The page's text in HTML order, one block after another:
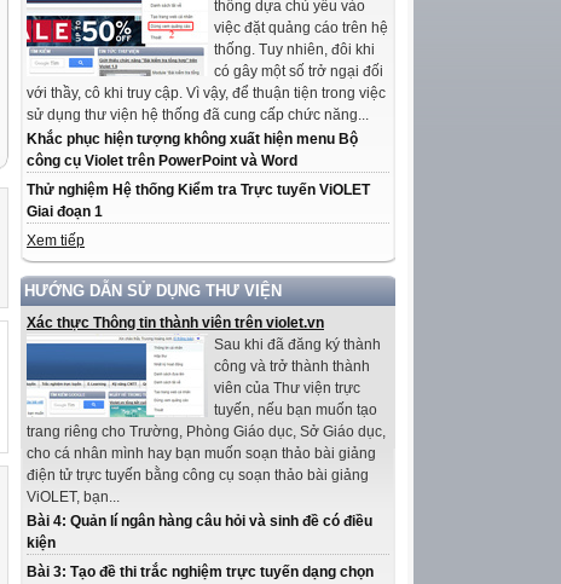
thống dựa chủ yếu vào
việc đặt quảng cáo trên hệ
thống. Tuy nhiên, đôi khi
có gây một số trở ngại đối
với thầy, cô khi truy cập. Vì vậy, để thuận tiện trong việc
sử dụng thư viện hệ thống đã cung cấp chức năng...
Khắc phục hiện tượng không xuất hiện menu Bộ
công cụ Violet trên PowerPoint và Word
Thử nghiệm Hệ thống Kiểm tra Trực tuyến ViOLET
Giai đoạn 1
Xem tiếp
HƯỚNG DẪN SỬ DỤNG THƯ VIỆN
Xác thực Thông tin thành viên trên violet.vn
Sau khi đã đăng ký thành
công và trở thành thành
viên của Thư viện trực
tuyến, nếu bạn muốn tạo
trang riêng cho Trường, Phòng Giáo dục, Sở Giáo dục,
cho cá nhân mình hay bạn muốn soạn thảo bài giảng
điện tử trực tuyến bằng công cụ soạn thảo bài giảng
ViOLET, bạn...
Bài 4: Quản lí ngân hàng câu hỏi và sinh đề có điều
kiện
Bài 3: Tạo đề thi trắc nghiệm trực tuyến dạng chọn